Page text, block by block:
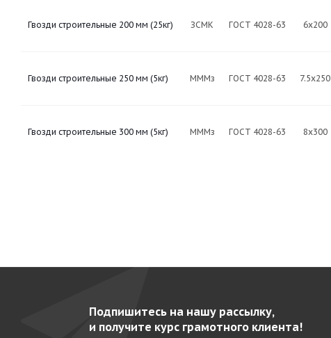
Гвозди строительные 200 мм (25кг) ЗСМК ГОСТ 4028-63 6х200
Гвозди строительные 250 мм (5кг) МММз ГОСТ 4028-63 7.5х250
Гвозди строительные 300 мм (5кг) МММз ГОСТ 4028-63 8х300
Подпишитесь на нашу рассылку,
и получите курс грамотного клиента!